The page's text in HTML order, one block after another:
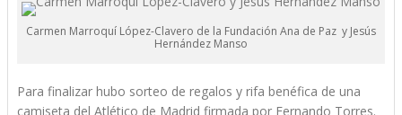
Carmen Marroquí López-Clavero de la Fundación Ana de Paz y Jesús
Hernández Manso
Para finalizar hubo sorteo de regalos y rifa benéfica de una
camiseta del Atlético de Madrid firmada por Fernando Torres.